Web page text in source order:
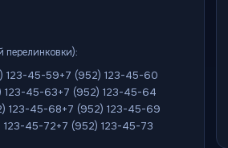
перелинковки):
123-45-59+7 (952) 123-45-60
123-45-63+7 (952) 123-45-64
123-45-68+7 (952) 123-45-69
123-45-72+7 (952) 123-45-73